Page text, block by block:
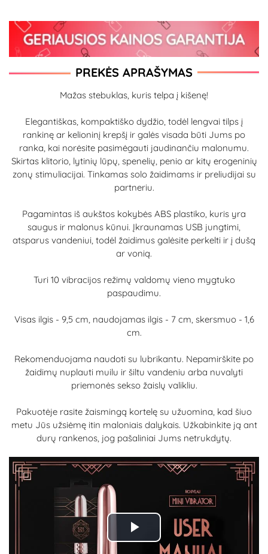
PREKĖS APRAŠYMAS
Mažas stebuklas, kuris telpa į kišenę!
Elegantiškas, kompaktiško dydžio, todėl lengvai tilps į
rankinę ar kelioninį krepšį ir galės visada būti Jums po
ranka, kai norėsite pasimėgauti jaudinančiu malonumu.
Skirtas klitorio, lytinių lūpų, spenelių, penio ar kitų erogeninių
zonų stimuliacijai. Tinkamas solo žaidimams ir preliudijai su
partneriu.
Pagamintas iš aukštos kokybės ABS plastiko, kuris yra
saugus ir malonus kūnui. Įkraunamas USB jungtimi,
atsparus vandeniui, todėl žaidimus galėsite perkelti ir į dušą
ar vonią.
Turi 10 vibracijos režimų valdomų vieno mygtuko
paspaudimu.
Visas ilgis - 9,5 cm, naudojamas ilgis - 7 cm, skersmuo - 1,6
cm.
Rekomenduojama naudoti su lubrikantu. Nepamirškite po
žaidimų nuplauti muilu ir šiltu vandeniu arba nuvalyti
priemonės sekso žaislų valikliu.
Pakuotėje rasite žaismingą kortelę su užuomina, kad šiuo
metu Jūs užsiėmę itin maloniais dalykais. Užkabinkite ją ant
durų rankenos, jog pašaliniai Jums netrukdytų.
Play